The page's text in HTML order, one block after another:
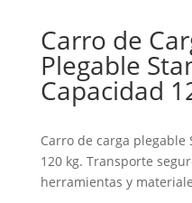
Carro de
Plegable
Capacidad
Carro de carga plegable
120 kg. Transporte
herramientas y